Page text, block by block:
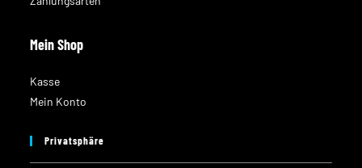
Mein Shop
Kasse
Mein Konto
Privatsphäre